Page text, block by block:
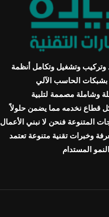
وتركيب وتشغيل وتكامل أنظمة
بشبكات الحاسب الآلي
وشاملة مصممة لتلبية
قطاع نخدمه مما يضمن حلولاً
المتنوعة فنحن لا نبني الأعمال
وخبرات تقنية متنوعة تعتمد
المستدام